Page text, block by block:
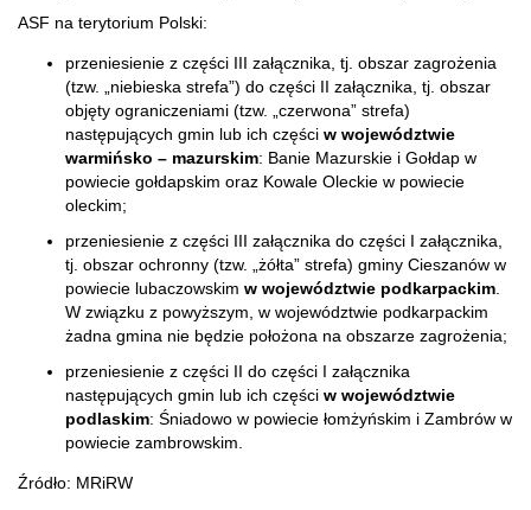
ASF na terytorium Polski:
przeniesienie z części III załącznika, tj. obszar zagrożenia
(tzw. „niebieska strefa”) do części II załącznika, tj. obszar
objęty ograniczeniami (tzw. „czerwona” strefa)
następujących gmin lub ich części w województwie
warmińsko – mazurskim: Banie Mazurskie i Gołdap w
powiecie gołdapskim oraz Kowale Oleckie w powiecie
oleckim;
przeniesienie z części III załącznika do części I załącznika,
tj. obszar ochronny (tzw. „żółta” strefa) gminy Cieszanów w
powiecie lubaczowskim w województwie podkarpackim
W związku z powyższym, w województwie podkarpackim
żadna gmina nie będzie położona na obszarze zagrożenia;
przeniesienie z części II do części I załącznika
następujących gmin lub ich części w województwie
podlaskim: Śniadowo w powiecie łomżyńskim i Zambrów w
powiecie zambrowskim.
Źródło: MRiRW